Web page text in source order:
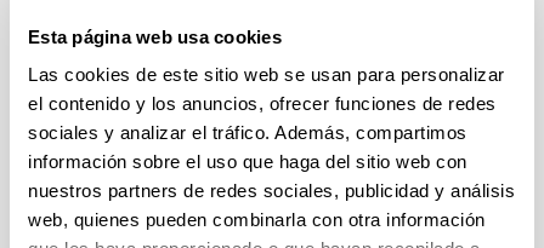
Esta página web usa cookies
Las cookies de este sitio web se usan para personalizar
el contenido y los anuncios, ofrecer funciones de redes
sociales y analizar el tráfico. Además, compartimos
información sobre el uso que haga del sitio web con
nuestros partners de redes sociales, publicidad y análisis
web, quienes pueden combinarla con otra información
Calendario y exámenes
Consulta elcalendario académico y las fechas de
exámenesen la web de la Facultad de Letras.